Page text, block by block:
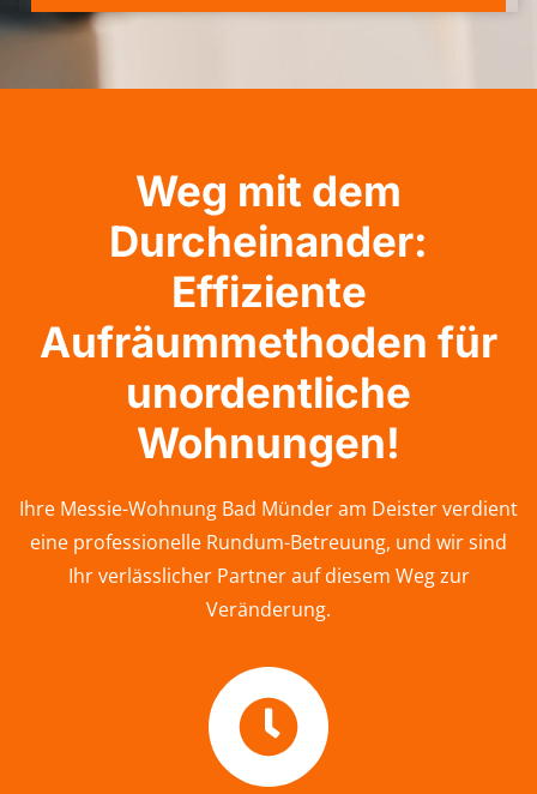
Weg mit dem
Durcheinander:
Effiziente
Aufräummethoden für
unordentliche
Wohnungen!
Ihre Messie-Wohnung Bad Münder am Deister verdient
eine professionelle Rundum-Betreuung, und wir sind
Ihr verlässlicher Partner auf diesem Weg zur
Veränderung.